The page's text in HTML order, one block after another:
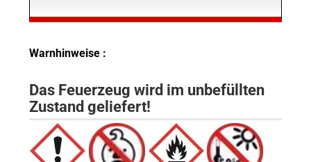
Warnhinweise :
Das Feuerzeug wird im unbefüllten
Zustand geliefert!